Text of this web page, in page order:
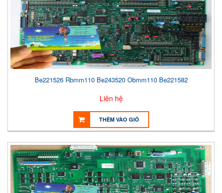
Be221526 Rbmm110 Be243520 Obmm110 Be221582
Liên hệ
THÊM VÀO GIỎ